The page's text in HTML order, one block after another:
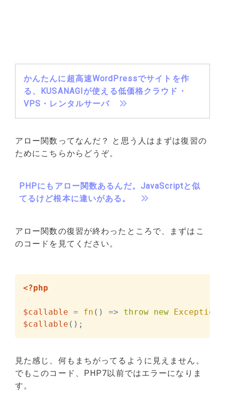
かんたんに超高速WordPressでサイトを作
る、KUSANAGIが使える低価格クラウド・
VPS・レンタルサーバ
アロー関数ってなんだ？ と思う人はまずは復習の
ためにこちらからどうぞ。
PHPにもアロー関数あるんだ。JavaScriptと似
てるけど根本に違いがある。
アロー関数の復習が終わったところで、まずはこ
のコードを見てください。
<?php
$callable = fn ( ) => throw new Exception
$callable ( ) ;
見た感じ、何もまちがってるように見えません。
でもこのコード、PHP7以前ではエラーになりま
す。